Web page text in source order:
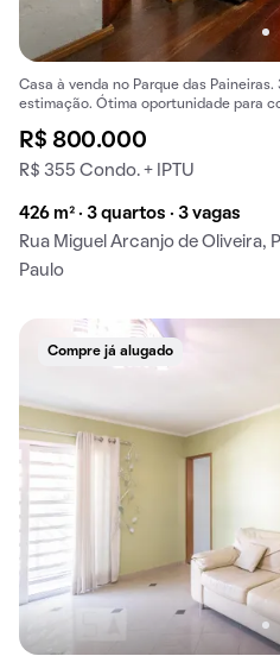
Casa à venda no Parque das
estimação. Ótima oportunidade para
R$ 800.000
R$ 355 Condo. + IPTU
426 m² · 3 quartos · 3 vagas
Rua Miguel Arcanjo de Oliveira,
Paulo
Compre já alugado